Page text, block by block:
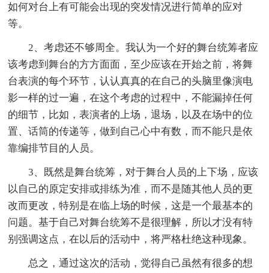
如何对台上有可能会出现的突发情况进行简单的应对
等。
2、考虑还不够周全。我认为一个好的舞台统筹者应
该考虑到舞台的方方面面，至少应该在开始之前，将舞
台表演的每个环节，认认真真的在自己的头脑里像演电
影一样的过一遍，在这个考虑的过程中，不能漏掉任何
的细节，比如，表演者的上场，退场，以及在场中的位
置、话筒的传递等，做到自己心中有数，而不能只是依
靠编排节目的人员。
3、既然是舞台统筹，对于舞台人员的上下场，应该
以自己的原定安排或排练为准，而不是随其他人员的更
改而更改，特别是在临上场的时候，这是一个最基本的
问题。基于自己对舞台统筹不是很理解，所以才没有特
别强调这点，在以后的活动中，将严格杜绝这种现象。
总之，通过这次的活动，觉得自己虽然有很多的想